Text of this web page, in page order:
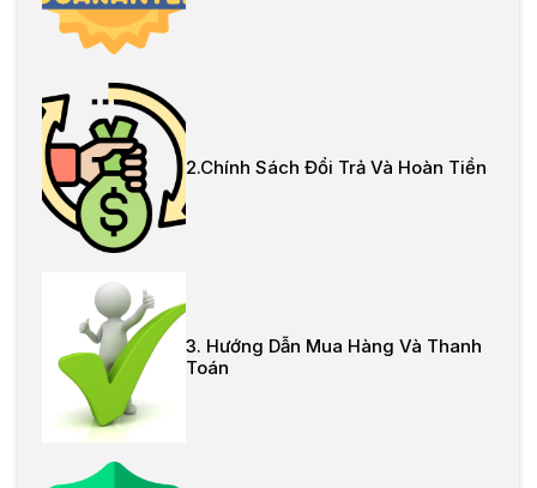
2.Chính Sách Đổi Trả Và Hoàn Tiền
3. Hướng Dẫn Mua Hàng Và Thanh
Toán